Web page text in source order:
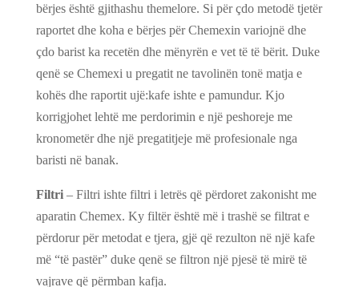
bërjes është gjithashu themelore. Si për çdo metodë tjetër
raportet dhe koha e bërjes për Chemexin variojnë dhe
çdo barist ka recetën dhe mënyrën e vet të të bërit. Duke
qenë se Chemexi u pregatit ne tavolinën tonë matja e
kohës dhe raportit ujë:kafe ishte e pamundur. Kjo
korrigjohet lehtë me perdorimin e një peshoreje me
kronometër dhe një pregatitjeje më profesionale nga
baristi në banak.
Filtri – Filtri ishte filtri i letrës që përdoret zakonisht me
aparatin Chemex. Ky filtër është më i trashë se filtrat e
përdorur për metodat e tjera, gjë që rezulton në një kafe
më “të pastër” duke qenë se filtron një pjesë të mirë të
vajrave që përmban kafja.